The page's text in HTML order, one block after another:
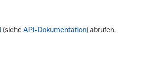
(sieheAPI-Dokumentation) abrufen.